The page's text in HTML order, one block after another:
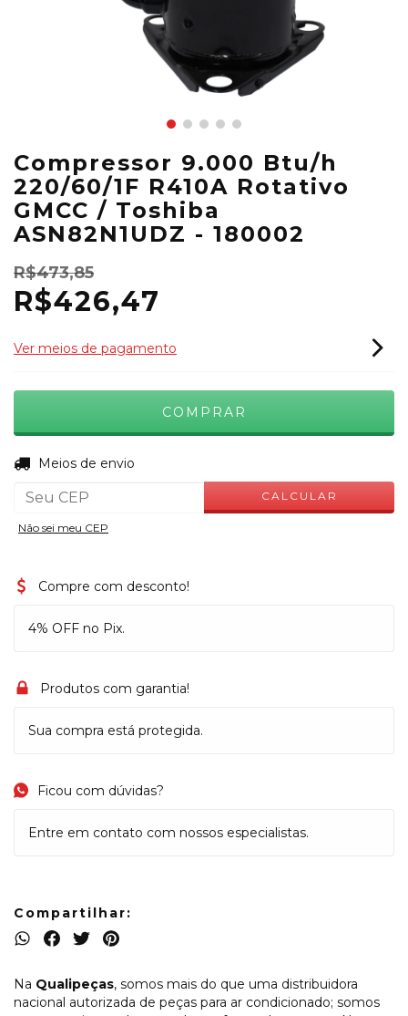
Compressor 9.000 Btu/h
220/60/1F R410A Rotativo
GMCC / Toshiba
ASN82N1UDZ - 180002
R$473,85
R$426,47
Ver meios de pagamento
Entregas para o CEP:
Meios de envio
CALCULAR
Não sei meu CEP
Compre com desconto!
4% OFF no Pix.
Produtos com garantia!
Sua compra está protegida.
Ficou com dúvidas?
Entre em contato com nossos especialistas.
Compartilhar:
Na Qualipeças, somos mais do que uma distribuidora
nacional autorizada de peças para ar condicionado; somos